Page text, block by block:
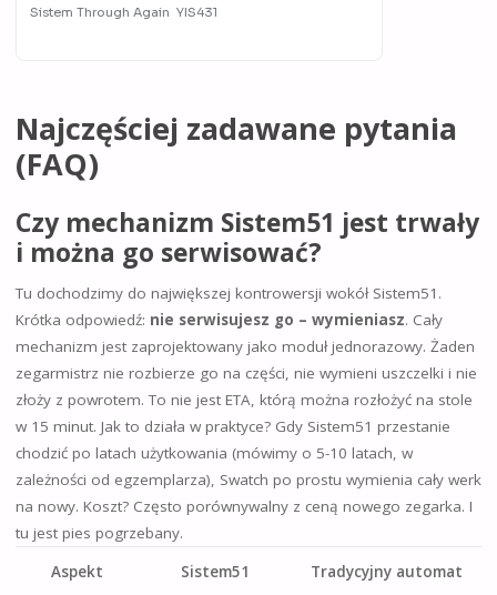
Sistem Through Again YIS431
Najczęściej zadawane pytania
(FAQ)
Czy mechanizm Sistem51 jest trwały
i można go serwisować?
Tu dochodzimy do największej kontrowersji wokół Sistem51.
Krótka odpowiedź: nie serwisujesz go – wymieniasz. Cały
mechanizm jest zaprojektowany jako moduł jednorazowy. Żaden
zegarmistrz nie rozbierze go na części, nie wymieni uszczelki i nie
złoży z powrotem. To nie jest ETA, którą można rozłożyć na stole
w 15 minut. Jak to działa w praktyce? Gdy Sistem51 przestanie
chodzić po latach użytkowania (mówimy o 5-10 latach, w
zależności od egzemplarza), Swatch po prostu wymienia cały werk
na nowy. Koszt? Często porównywalny z ceną nowego zegarka. I
tu jest pies pogrzebany.
Aspekt
Sistem51 Tradycyjny automat